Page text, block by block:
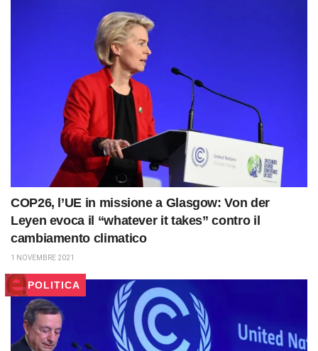
COP26, l’UE in missione a Glasgow: Von der
Leyen evoca il “whatever it takes” contro il
cambiamento climatico
1 NOVEMBRE 2021
POLITICA